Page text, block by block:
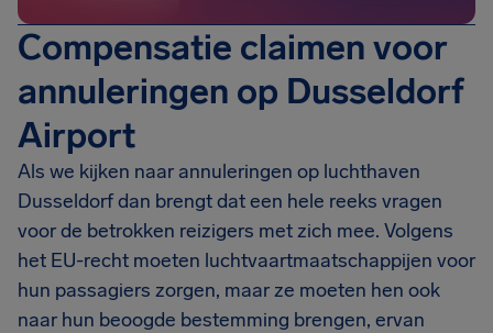
Compensatie claimen voor
annuleringen op Dusseldorf
Airport
Als we kijken naar annuleringen op luchthaven
Dusseldorf dan brengt dat een hele reeks vragen
voor de betrokken reizigers met zich mee. Volgens
het EU-recht moeten luchtvaartmaatschappijen voor
hun passagiers zorgen, maar ze moeten hen ook
naar hun beoogde bestemming brengen, ervan